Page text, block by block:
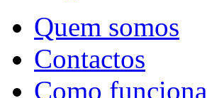
Quem somos
Contactos
Como funciona